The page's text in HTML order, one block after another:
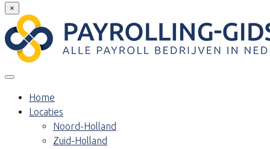
×
Home
Locaties
Noord-Holland
Zuid-Holland